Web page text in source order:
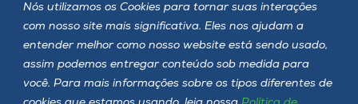
Nós utilizamos os Cookies para tornar suas interações
com nosso site mais significativa. Eles nos ajudam a
entender melhor como nosso website está sendo usado,
assim podemos entregar conteúdo sob medida para
você. Para mais informações sobre os tipos diferentes de